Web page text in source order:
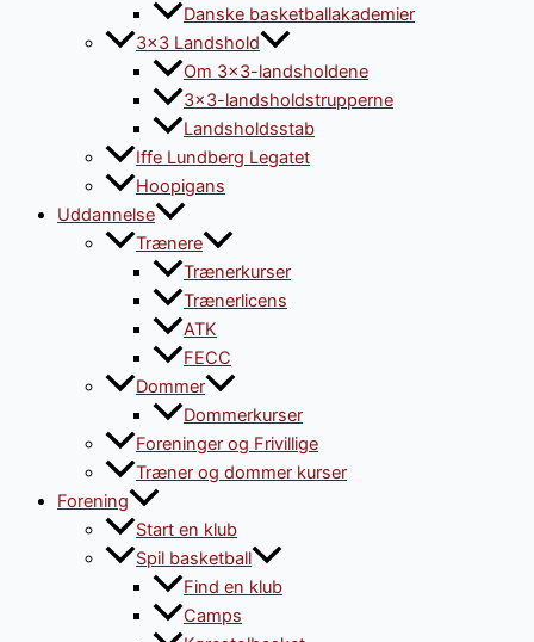
Danske basketballakademier
3×3 Landshold
Om 3×3-landsholdene
3×3-landsholdstrupperne
Landsholdsstab
Iffe Lundberg Legatet
Hoopigans
Uddannelse
Trænere
Trænerkurser
Trænerlicens
ATK
FECC
Dommer
Dommerkurser
Foreninger og Frivillige
Træner og dommer kurser
Forening
Start en klub
Spil basketball
Find en klub
Camps